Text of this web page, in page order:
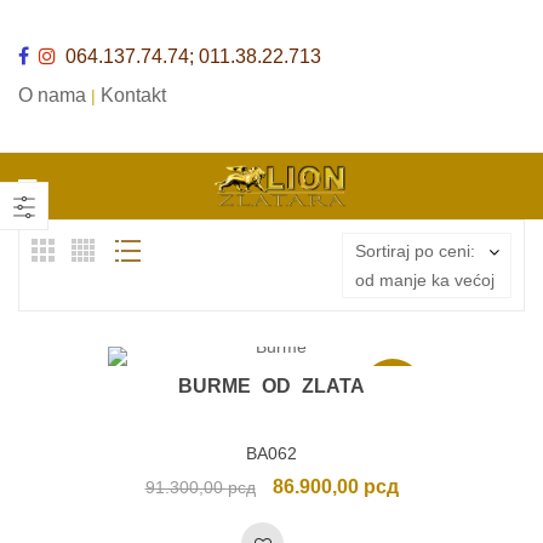
064.137.74.74; 011.38.22.713
O nama | Kontakt
Sortiraj po ceni:
od manje ka većoj
BURME OD ZLATA
BA062
91.300,00рсд
Originalna
86.900,00 рсдTrenutna